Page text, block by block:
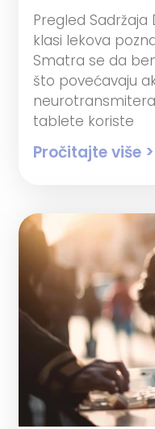
Pregled
klasi lekova
Smatra se da
što povećavaju
tablete koriste
Pročitajte više >